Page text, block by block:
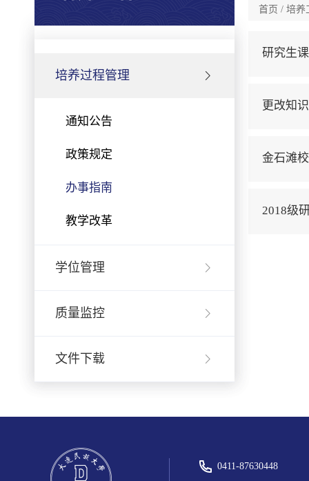
培养过程管理
通知公告
政策规定
办事指南
教学改革
学位管理
质量监控
文件下载
首页 / 培养
研究生
更改知
金石滩
2018级
0411-87630448